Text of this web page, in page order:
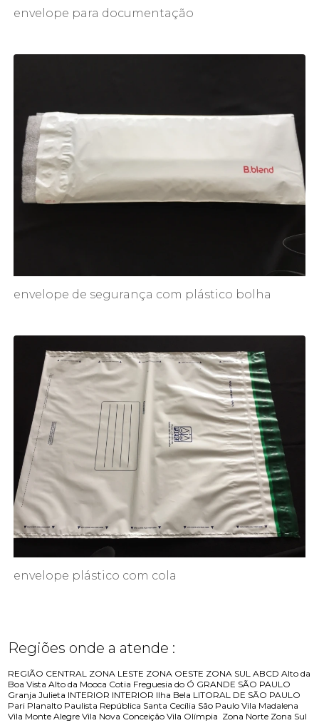
envelope para documentação
envelope de segurança com plástico bolha
envelope plástico com cola
Regiões onde a atende :
REGIÃO CENTRAL ZONA LESTE ZONA OESTE ZONA SUL ABCD Alto da
Boa Vista Alto da Mooca Cotia Freguesia do Ó GRANDE SÃO PAULO
Granja Julieta INTERIOR INTERIOR Ilha Bela LITORAL DE SÃO PAULO
Pari Planalto Paulista República Santa Cecília São Paulo Vila Madalena
Vila Monte Alegre Vila Nova Conceição Vila Olímpia Zona Norte Zona Sul